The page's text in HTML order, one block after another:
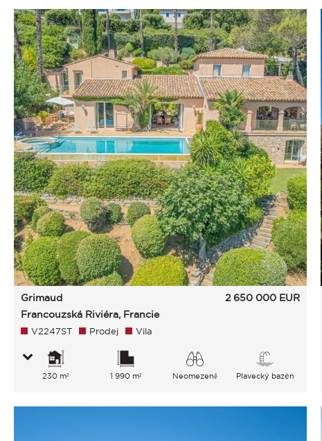
Grimaud
Francouzská Riviéra, Francie
2 650 000 EUR
V2247ST Prodej Vila
230 m² 1 990 m²
Neomezeně
Plavecký bazén